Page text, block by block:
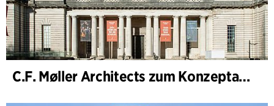
C.F. Møller Architects zum Konzeptarchitekten für das National Museum Cardiff ernannt